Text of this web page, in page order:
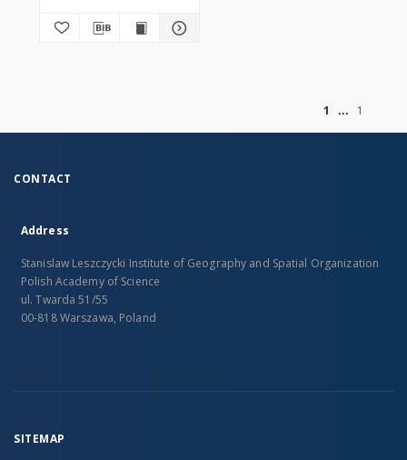
1
1
CONTACT
Address
Stanislaw Leszczycki Institute of Geography and Spatial Organization
Polish Academy of Science
ul. Twarda 51/55
00-818 Warszawa, Poland
SITEMAP